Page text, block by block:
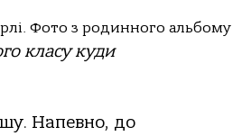
Фото з родинного альбому
класу куди
Напевно, до